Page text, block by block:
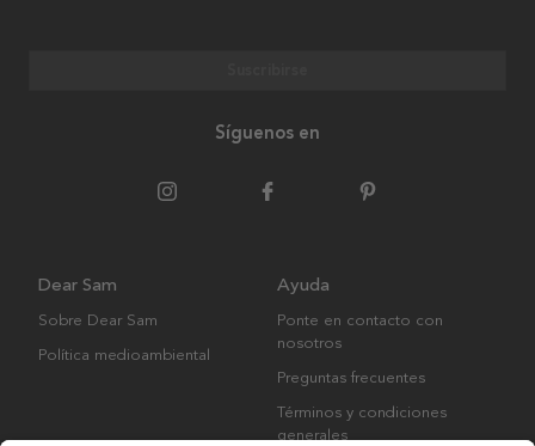
Síguenos en
Dear Sam
Sobre Dear Sam
Política medioambiental
Ayuda
Ponte en contacto con
nosotros
Preguntas frecuentes
Términos y condiciones
generales